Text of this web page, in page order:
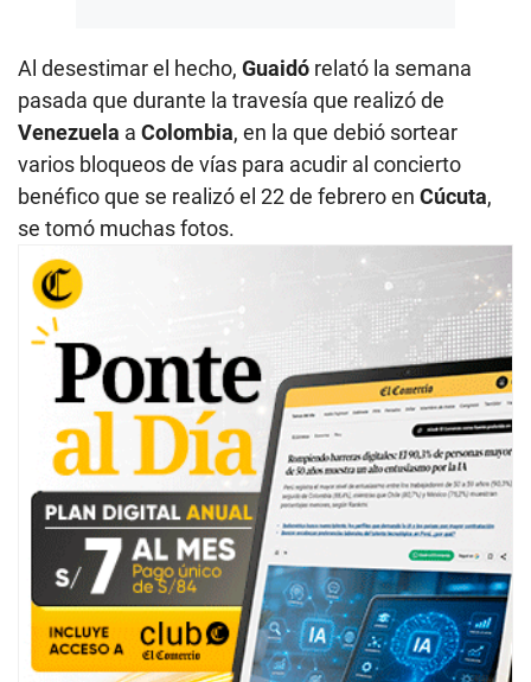
Al desestimar el hecho, Guaidó relató la semana
pasada que durante la travesía que realizó de
Venezuela a Colombia, en la que debió sortear
varios bloqueos de vías para acudir al concierto
benéfico que se realizó el 22 de febrero en Cúcuta,
se tomó muchas fotos.